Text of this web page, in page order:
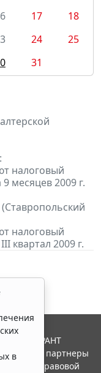
17
18
24
25
31
налоговый
месяцев 2009 г.
налоговый
квартал 2009 г.
в
ГАРАНТ
и ее партнеры
правовой